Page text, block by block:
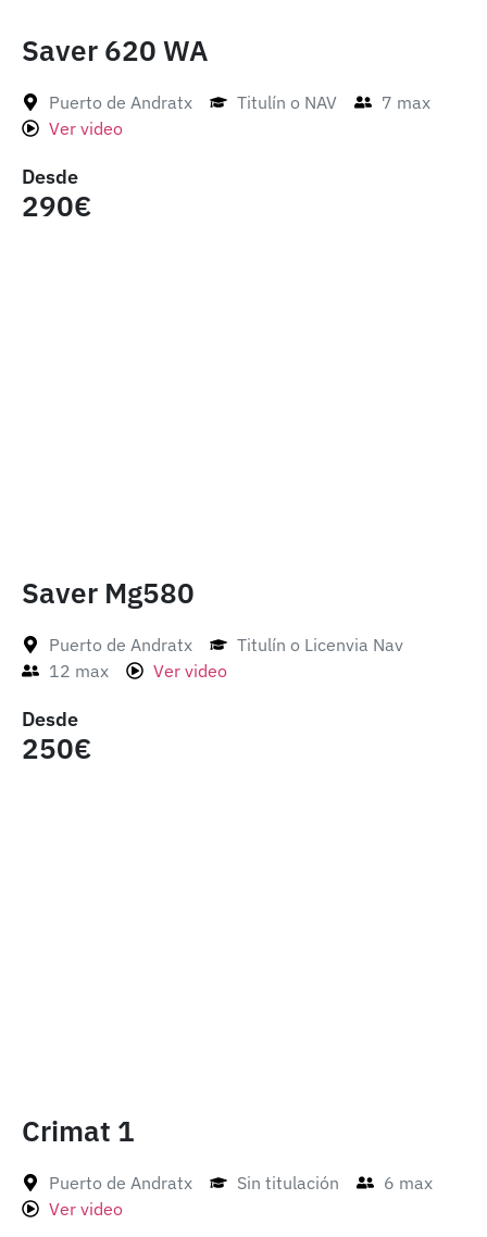
Saver 620 WA
Puerto de Andratx Titulín o NAV
7 max
Ver video
Desde
290€
Saver Mg580
Puerto de Andratx
Titulín o Licenvia Nav
12 max
Ver video
Desde
250€
Crimat 1
Puerto de Andratx Sin titulación
6 max
Ver video